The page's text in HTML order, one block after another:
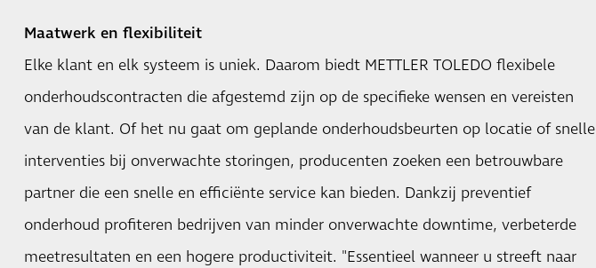
Maatwerk en flexibiliteit
Elke klant en elk systeem is uniek. Daarom biedt METTLER TOLEDO flexibele
onderhoudscontracten die afgestemd zijn op de specifieke wensen en vereisten
van de klant. Of het nu gaat om geplande onderhoudsbeurten op locatie of snelle
interventies bij onverwachte storingen, producenten zoeken een betrouwbare
partner die een snelle en efficiënte service kan bieden. Dankzij preventief
onderhoud profiteren bedrijven van minder onverwachte downtime, verbeterde
meetresultaten en een hogere productiviteit. "Essentieel wanneer u streeft naar